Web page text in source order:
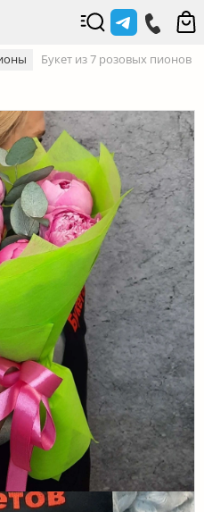
Букет из 7 розовых пионов